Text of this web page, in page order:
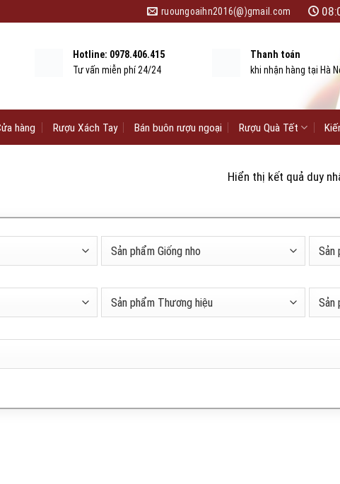
ruoungoaihn2016(@)gmail.com
Hotline: 0978.406.415
Tư vấn miễn phí 24/24
Thanh toán
khi nhận hàng tại Hà
hàng Rượu Xách Tay Bán buôn rượu ngoại Rượu Quà Tết
Hiển thị kết quả duy